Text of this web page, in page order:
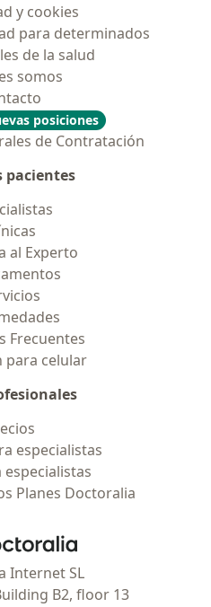
y cookies
para determinados
de la salud
somos
posiciones
de Contratación
pacientes
al Experto
Frecuentes
para celular
especialistas
especialistas
Planes Doctoralia
Doctoralia - Página de inicio
Internet SL
B2, floor 13